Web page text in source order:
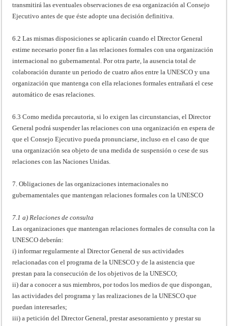
transmitirá las eventuales observaciones de esa organización al Consejo
Ejecutivo antes de que éste adopte una decisión definitiva.
6.2 Las mismas disposiciones se aplicarán cuando el Director General
estime necesario poner fin a las relaciones formales con una organización
internacional no gubernamental. Por otra parte, la ausencia total de
colaboración durante un periodo de cuatro años entre la UNESCO y una
organización que mantenga con ella relaciones formales entrañará el cese
automático de esas relaciones.
6.3 Como medida precautoria, si lo exigen las circunstancias, el Director
General podrá suspender las relaciones con una organización en espera de
que el Consejo Ejecutivo pueda pronunciarse, incluso en el caso de que
una organización sea objeto de una medida de suspensión o cese de sus
relaciones con las Naciones Unidas.
7. Obligaciones de las organizaciones internacionales no
gubernamentales que mantengan relaciones formales con la UNESCO
7.1 a) Relaciones de consulta
Las organizaciones que mantengan relaciones formales de consulta con la
UNESCO deberán:
i) informar regularmente al Director General de sus actividades
relacionadas con el programa de la UNESCO y de la asistencia que
prestan para la consecución de los objetivos de la UNESCO;
ii) dar a conocer a sus miembros, por todos los medios de que dispongan,
las actividades del programa y las realizaciones de la UNESCO que
puedan interesarles;
iii) a petición del Director General, prestar asesoramiento y prestar su